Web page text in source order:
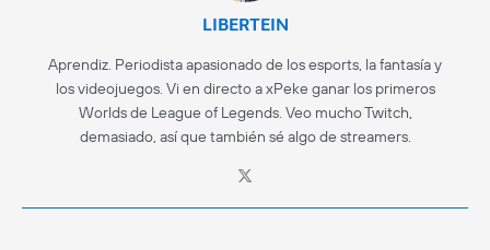
LIBERTEIN
Aprendiz. Periodista apasionado de los esports, la fantasía y
los videojuegos. Vi en directo a xPeke ganar los primeros
Worlds de League of Legends. Veo mucho Twitch,
demasiado, así que también sé algo de streamers.